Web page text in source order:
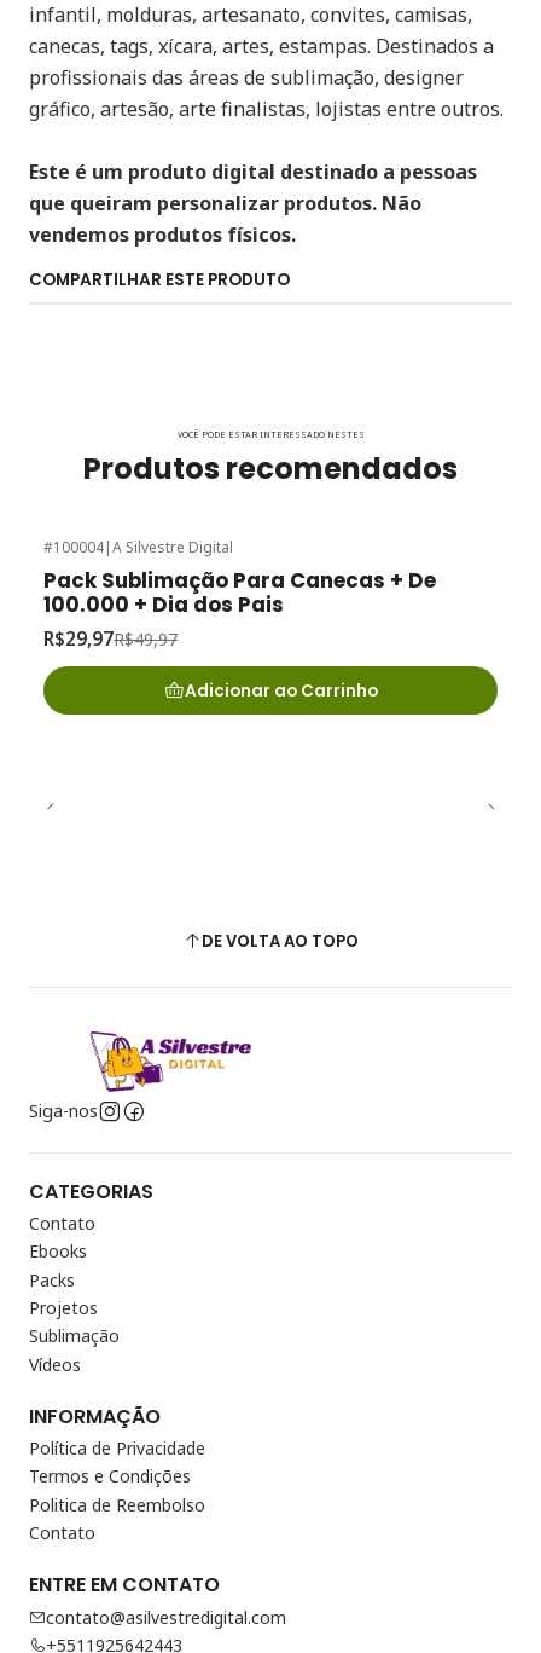
infantil, molduras, artesanato, convites, camisas,
canecas, tags, xícara, artes, estampas. Destinados a
profissionais das áreas de sublimação, designer
gráfico, artesão, arte finalistas, lojistas entre outros.
Este é um produto digital destinado a pessoas
que queiram personalizar produtos. Não
vendemos produtos físicos.
COMPARTILHAR ESTE PRODUTO
VOCÊ PODE ESTAR INTERESSADO NESTES
Produtos recomendados
#100004|A Silvestre Digital
Pack Sublimação Para Canecas + De
100.000 + Dia dos Pais
R$29,97R$49,97
Adicionar ao Carrinho
DE VOLTA AO TOPO
Siga-nos
CATEGORIAS
Contato
Ebooks
Packs
Projetos
Sublimação
Vídeos
INFORMAÇÃO
Política de Privacidade
Termos e Condições
Politica de Reembolso
Contato
ENTRE EM CONTATO
contato@asilvestredigital.com
+5511925642443